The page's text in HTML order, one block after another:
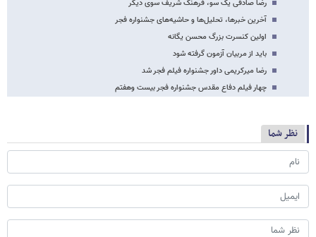
رضا صادقی یک سو، فرهنگ شریف سوی دیگر
آخرین خبرها، تحلیل‌ها و حاشیه‌های جشنواره فجر
اولین کنسرت بزرگ محسن یگانه
باید از مربیان آزمون گرفته شود
رضا میرکریمی داور جشنواره فیلم فجر شد
چهار فیلم دفاع مقدس جشنواره فجر بیست وهفتم
نظر شما